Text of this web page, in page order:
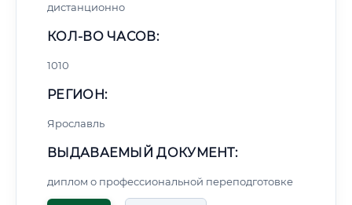
дистанционно
КОЛ-ВО ЧАСОВ:
1010
РЕГИОН:
Ярославль
ВЫДАВАЕМЫЙ ДОКУМЕНТ:
диплом о профессиональной переподготовке